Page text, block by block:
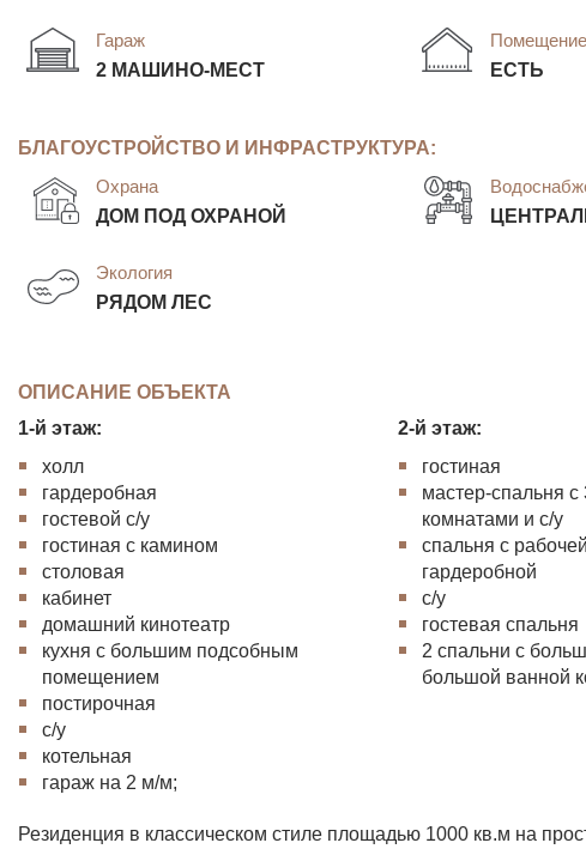
Гараж
2 МАШИНО-МЕСТ ЕСТЬ
БЛАГОУСТРОЙСТВО И ИНФРАСТРУКТУРА:
Охрана
ДОМ ПОД ОХРАНОЙ
Экология
РЯДОМ ЛЕС
ОПИСАНИЕ ОБЪЕКТА
1-й этаж:
холл
гардеробная
гостевой с/у
гостиная с камином
столовая
кабинет
домашний кинотеатр
кухня с большим подсобным
помещением
постирочная
с/у
котельная
гараж на 2 м/м;
2-й этаж:
гостиная
мастер-спальня
комнатами и с/у
спальня с
гардеробной
с/у
гостевая спальня
2 спальни с
большой ванной
Резиденция в классическом стиле площадью 1000 кв.м на